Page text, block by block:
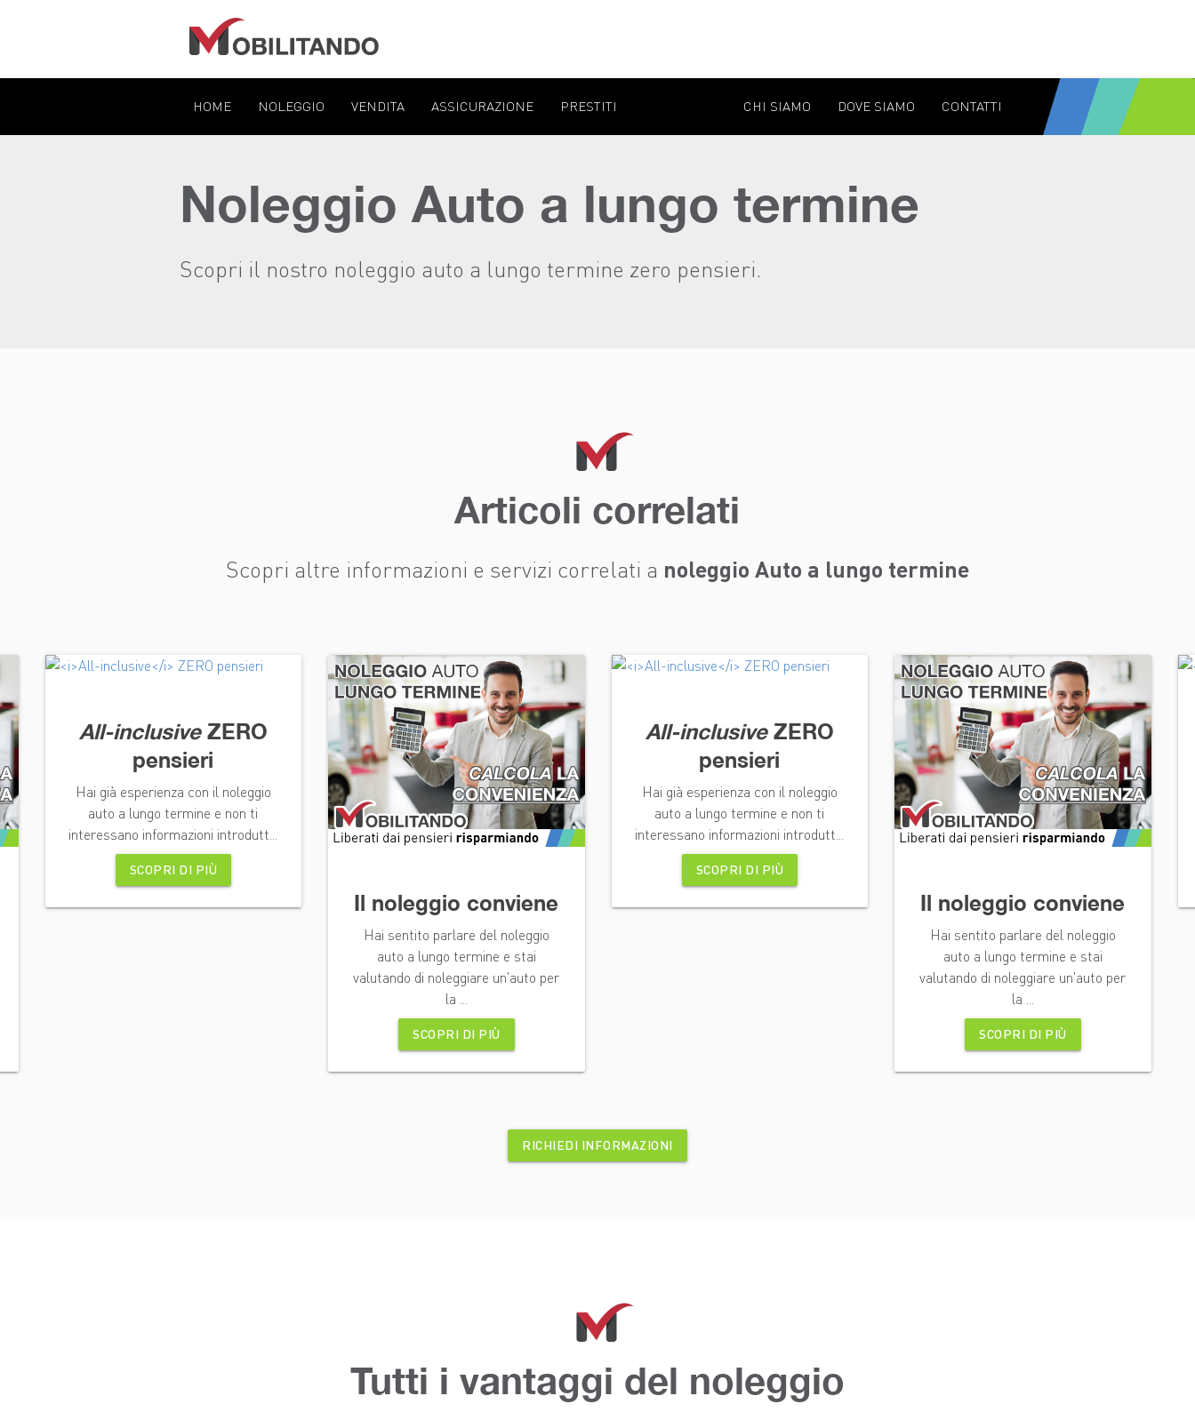
HOME NOLEGGIO VENDITA ASSICURAZIONE PRESTITI CHI SIAMO DOVE SIAMO CONTATTI
Noleggio Auto a lungo termine
Scopri il nostro noleggio auto a lungo termine zero pensieri.
Articoli correlati
Scopri altre informazioni e servizi correlati a noleggio Auto a lungo termine
All-inclusiveZERO
pensieri
Hai già esperienza con il noleggio
auto a lungo termine e non ti
interessano informazioni introdutt...
SCOPRI DI PIÙ
Il noleggio conviene
Hai sentito parlare del noleggio
auto a lungo termine e stai
valutando di noleggiare un'auto per
la ...
SCOPRI DI PIÙ
All-inclusiveZERO
pensieri
Hai già esperienza con il noleggio
auto a lungo termine e non ti
interessano informazioni introdutt...
SCOPRI DI PIÙ
Il noleggio conviene
Hai sentito parlare del noleggio
auto a lungo termine e stai
valutando di noleggiare un'auto per
la ...
SCOPRI DI PIÙ
RICHIEDI INFORMAZIONI
Tutti i vantaggi del noleggio